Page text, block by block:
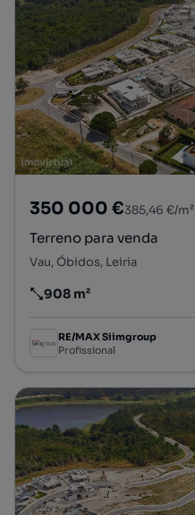
350 000 €385,46 €/m²
Terreno para venda
Vau, Óbidos, Leiria
Preço por metro quadrado
908 m²
RE/MAX Siimgroup
Profissional